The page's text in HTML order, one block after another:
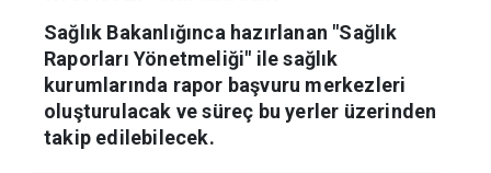
Merkezi" kurulacak
Sağlık Bakanlığınca hazırlanan "Sağlık
Raporları Yönetmeliği" ile sağlık
kurumlarında rapor başvuru merkezleri
oluşturulacak ve süreç bu yerler üzerinden